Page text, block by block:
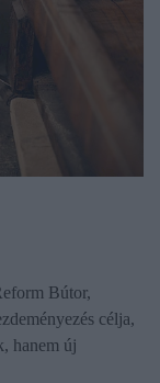
Bútor,
célja,
hanem új